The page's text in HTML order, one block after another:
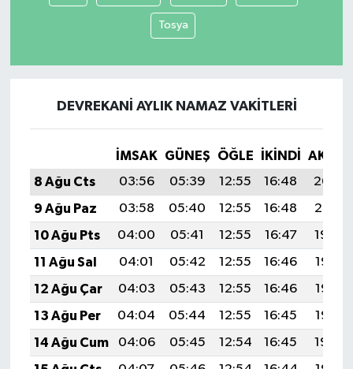
Tosya
DEVREKANI AYLIK NAMAZ VAKITLERI
İMSAK GÜNEŞ ÖĞLE İKINDI
8 Ağu Cts
03:56 05:39 12:55 16:48
20:02
9 Ağu Paz
03:58 05:40 12:55 16:48
20:01
10 Ağu Pts
04:00 05:41 12:55 16:47
19:59
11 Ağu Sal
04:01 05:42 12:55 16:46
19:58
12 Ağu Çar
04:03 05:43 12:55 16:46
19:57
13 Ağu Per
04:04 05:44 12:55 16:45
19:55
14 Ağu Cum
04:06 05:45 12:54 16:45
19:54